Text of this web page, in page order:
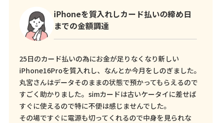
iPhoneを質入れしカード払いの締め日
までの金額調達
25日のカード払いの為にお金が足りなくなり新しい
iPhone16Proを質入れし、なんとか今月をしのぎました。
丸宮さんはデータそのままの状態で預かってもらえるので
すごく助かりました。simカードは古いケータイに差せば
すぐに使えるので特に不便は感じませんでした。
その場ですぐに電源も切ってくれるので中身を見られな